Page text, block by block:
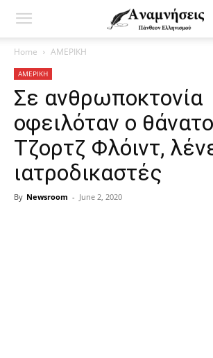
Home ΑΜΕΡΙΚΗ
ΑΜΕΡΙΚΗ
Σε ανθρωποκτονία
οφειλόταν ο
Τζορτζ Φλόιντ,
ιατροδικαστές
By Newsroom - June 2, 2020